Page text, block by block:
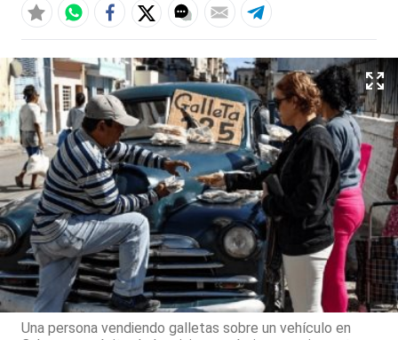
Una persona vendiendo galletas sobre un vehículo en